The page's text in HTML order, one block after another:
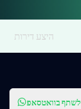
היצע דירות
לשתף בוואטסאפ